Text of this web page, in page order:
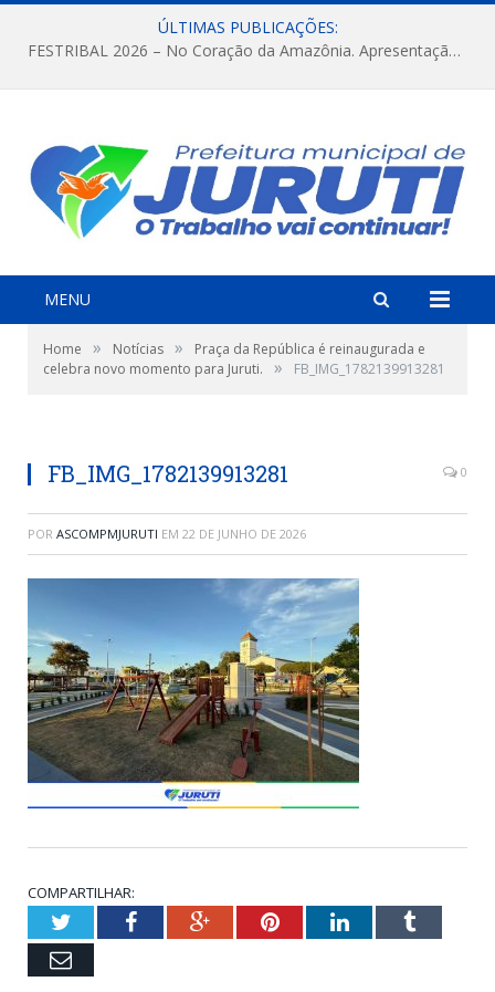
ÚLTIMAS PUBLICAÇÕES:
FESTRIBAL 2026 – No Coração da Amazônia. Apresentação da Munduruku.
MENU
Home » Notícias »
Praça da República é reinaugurada e
celebra novo momento para Juruti.
» FB_IMG_1782139913281
FB_IMG_1782139913281 0
POR ASCOMPMJURUTI EM 22 DE JUNHO DE 2026
COMPARTILHAR:
TwitterFacebookGoogle+PinterestLinkedInTumblr
Email